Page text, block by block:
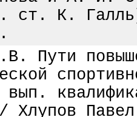
ст. К.
Пути
Хлупов